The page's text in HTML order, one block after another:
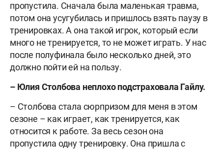
пропустила. Сначала была маленькая травма,
потом она усугубилась и пришлось взять паузу в
тренировках. А она такой игрок, который если
много не тренируется, то не может играть. У нас
после полуфинала было несколько дней, это
должно пойти ей на пользу.
– Юлия Столбова неплохо подстраховала Гайлу.
– Столбова стала сюрпризом для меня в этом
сезоне – как играет, как тренируется, как
относится к работе. За весь сезон она
пропустила одну тренировку. Она пришла с